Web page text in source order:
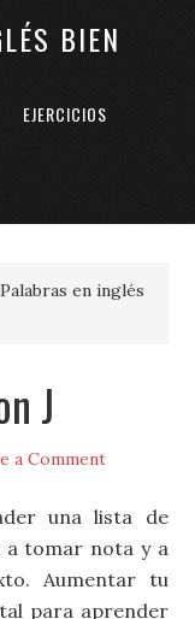
BIEN
EJERCICIOS
Palabras en inglés
J
a Comment
una lista de
a tomar nota y a
Aumentar tu
para aprender